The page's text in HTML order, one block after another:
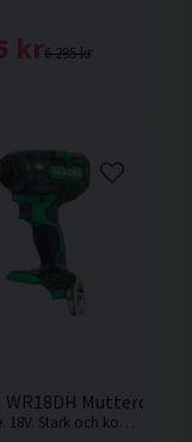
6 295 kr
kr
Sticksågbladsats
WR18DH
1/2"-fäste. 18V. Stark och kompakt mutterdragare med max losssningsmoment 600 Nm från Hikoki. Levereras utan batteri, laddare & väska.